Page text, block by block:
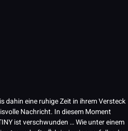
dahin eine ruhige Zeit in ihrem Versteck
Nachricht. In diesem Moment
ist verschwunden … Wie unter einem